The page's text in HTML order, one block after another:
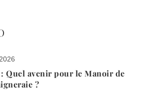
Quel avenir pour le Manoir de
?